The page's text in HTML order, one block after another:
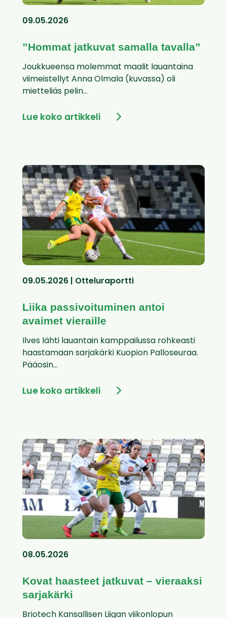
09.05.2026
”Hommat jatkuvat samalla tavalla”
Joukkueensa molemmat maalit lauantaina
viimeistellyt Anna Olmala (kuvassa) oli
mietteliäs pelin...
Lue koko artikkeli
09.05.2026 | Otteluraportti
Liika passivoituminen antoi
avaimet vieraille
Ilves lähti lauantain kamppailussa rohkeasti
haastamaan sarjakärki Kuopion Palloseuraa.
Pääosin...
Lue koko artikkeli
08.05.2026
Kovat haasteet jatkuvat – vieraaksi
sarjakärki
Briotech Kansallisen Liigan viikonlopun